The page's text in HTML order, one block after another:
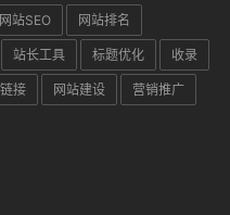
网站SEO 网站排名
站长工具 标题优化 收录
接 网站建设 营销推广